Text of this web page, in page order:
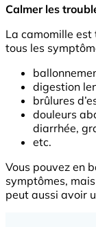
Calmer les
La camomille
tous les
digestion
brûlures
douleurs
diarrhée,
etc.
Vous pouvez en
symptômes,
peut aussi avoir